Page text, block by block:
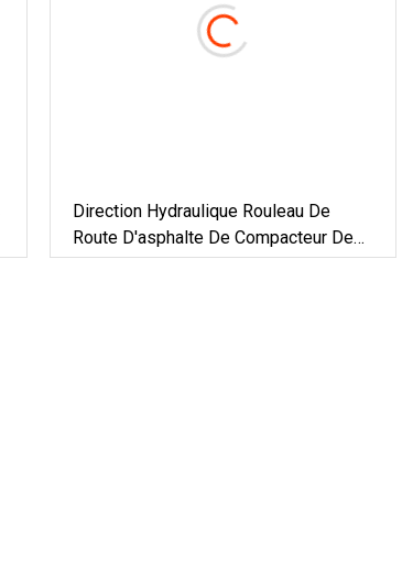
Direction Hydraulique Rouleau De
Route D'asphalte De Compacteur De
Machine De Rouleau De Route De 1